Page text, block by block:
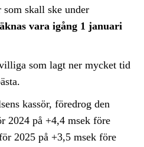
som skall ske under
vara igång 1 januari
som lagt ner mycket tid
kassör, föredrog den
2024 på +4,4 msek före
2025 på +3,5 msek före